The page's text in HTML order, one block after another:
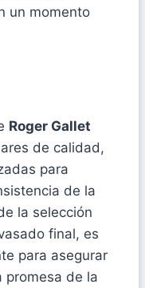
un momento
Roger Gallet
de calidad,
para
de la
la selección
final, es
para asegurar
promesa de la